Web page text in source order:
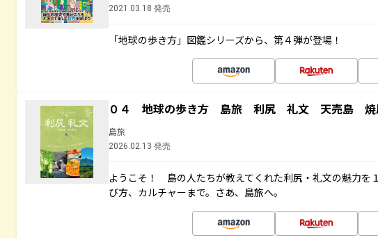
2021.03.18 発売
「地球の歩き方」図鑑シリーズから、第４弾が登場！
０４ 地球の歩き方 島旅 利尻 礼文 天売島 焼
島旅
2026.02.13 発売
ようこそ！ 島の人たちが教えてくれた利尻・礼文の魅力を
び方、カルチャーまで。さあ、島旅へ。